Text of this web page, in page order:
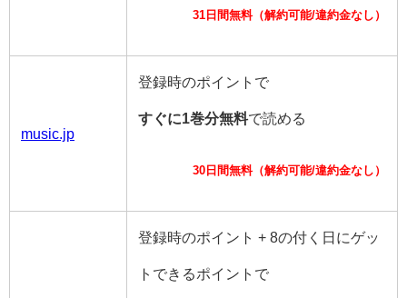
31日間無料（解約可能/違約金なし）
music.jp
登録時のポイントで
すぐに1巻分無料で読める
30日間無料（解約可能/違約金なし）
登録時のポイント + 8の付く日にゲッ
トできるポイントで